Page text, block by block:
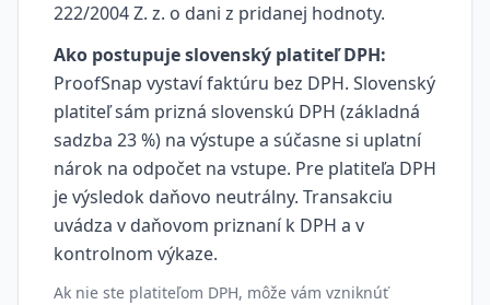
222/2004 Z. z. o dani z pridanej hodnoty.
Ako postupuje slovenský platiteľ DPH:
ProofSnap vystaví faktúru bez DPH. Slovenský
platiteľ sám prizná slovenskú DPH (základná
sadzba 23 %) na výstupe a súčasne si uplatní
nárok na odpočet na vstupe. Pre platiteľa DPH
je výsledok daňovo neutrálny. Transakciu
uvádza v daňovom priznaní k DPH a v
kontrolnom výkaze.
Ak nie ste platiteľom DPH, môže vám vzniknúť